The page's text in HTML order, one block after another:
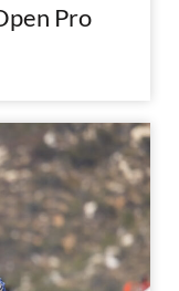
Pro